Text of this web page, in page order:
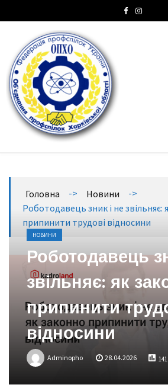
Головна -> Новини
->
Роботодавець зник і не звільняє:
припинити трудові відносини
НОВИНИ
Роботодавець
звільняє: як
припинити
відносини
Adminopho 28.04.2026